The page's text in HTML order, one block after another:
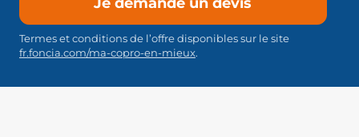
Termes et conditions de l’offre disponibles sur le site
fr.foncia.com/ma-copro-en-mieux.